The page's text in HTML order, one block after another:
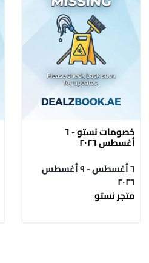
خصومات نستو - ٦
أغسطس ٢٠٢٦
٦ أغسطس - ٩ أغسطس
٢٠٢٦
متجر نستو